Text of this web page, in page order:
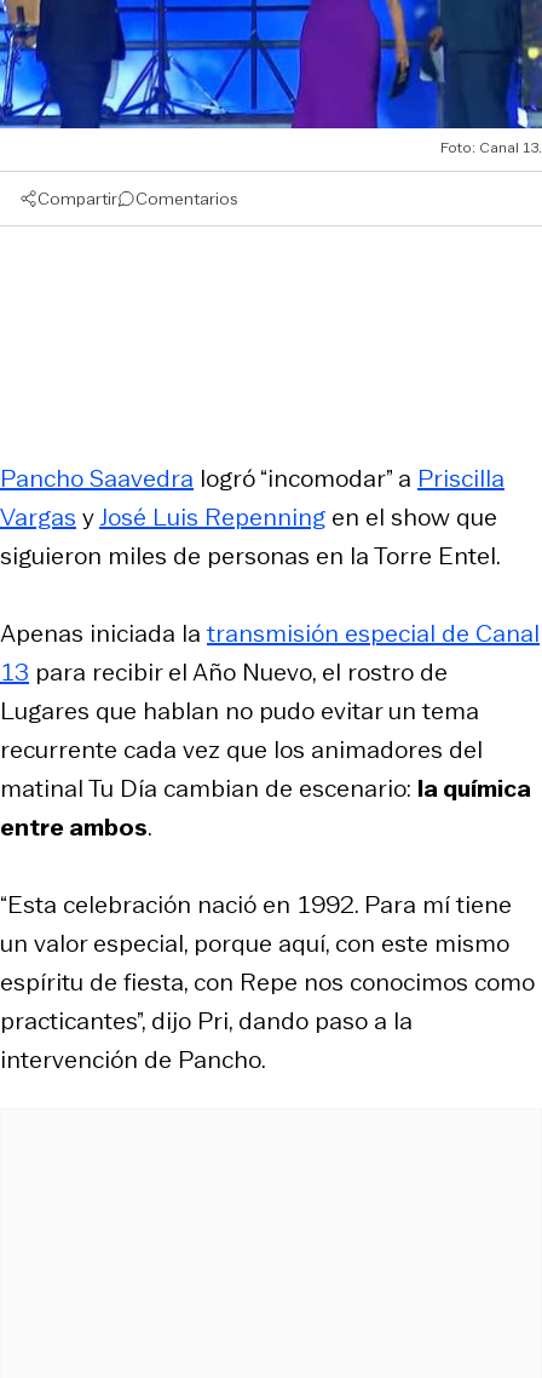
Foto: Canal 13.
Compartir Comentarios
Pancho Saavedra logró “incomodar” a Priscilla
Vargas yJosé Luis Repenning en el show que
siguieron miles de personas en la Torre Entel.
Apenas iniciada latransmisión especial de Canal
13 para recibir el Año Nuevo, el rostro de
Lugares que hablan no pudo evitar un tema
recurrente cada vez que los animadores del
matinal Tu Día cambian de escenario: la química
entre ambos.
“Esta celebración nació en 1992. Para mí tiene
un valor especial, porque aquí, con este mismo
espíritu de fiesta, con Repe nos conocimos como
practicantes”, dijo Pri, dando paso a la
intervención de Pancho.